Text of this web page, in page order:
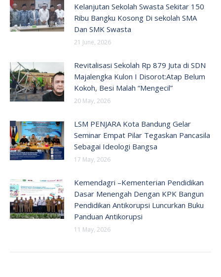
Kelanjutan Sekolah Swasta Sekitar 150
Ribu Bangku Kosong Di sekolah SMA
Dan SMK Swasta
21 June, 2026
Revitalisasi Sekolah Rp 879 Juta di SDN
Majalengka Kulon I Disorot:Atap Belum
Kokoh, Besi Malah “Mengecil”
20 May, 2026
LSM PENJARA Kota Bandung Gelar
Seminar Empat Pilar Tegaskan Pancasila
Sebagai Ideologi Bangsa
17 May, 2026
Kemendagri –Kementerian Pendidikan
Dasar Menengah Dengan KPK Bangun
Pendidikan Antikorupsi Luncurkan Buku
Panduan Antikorupsi
11 May, 2026